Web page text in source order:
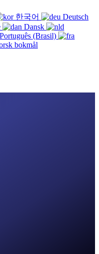
한국어
Deutsch
Dansk
(Brasil)
bokmål